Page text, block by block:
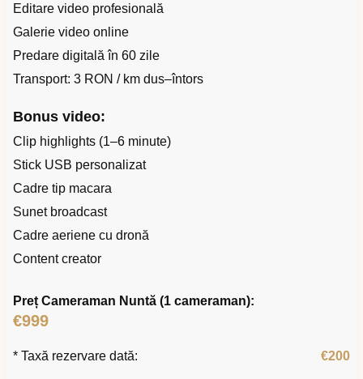
Editare video profesională
Galerie video online
Predare digitală în 60 zile
Transport: 3 RON / km dus–întors
Bonus video:
Clip highlights (1–6 minute)
Stick USB personalizat
Cadre tip macara
Sunet broadcast
Cadre aeriene cu dronă
Content creator
Preț Cameraman Nuntă (1 cameraman):
€999
* Taxă rezervare dată: €200